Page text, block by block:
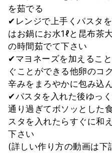
を茹でる
✔︎レンジで上手くパスタ
はお鍋にお水1ℓと昆布茶
の時間茹でて下さい
✔︎マヨネーズを加えるこ
ぐことができる他卵のコ
辛みをまろやかに包み込
✔︎パスタを入れた後ゆっ
通り過ぎてボソッとした
スタを入れたらすぐに和
下さい
(詳しい作り方の動画は